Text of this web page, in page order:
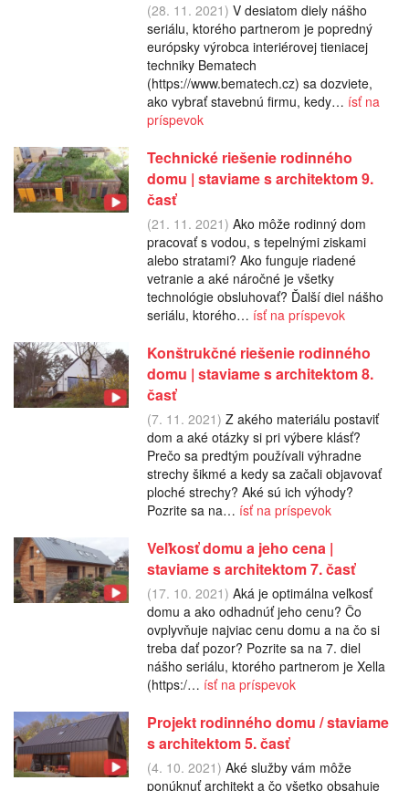
(28. 11. 2021) V desiatom diely nášho
seriálu, ktorého partnerom je popredný
európsky výrobca interiérovej tieniacej
techniky Bematech
(https://www.bematech.cz) sa dozviete,
ako vybrať stavebnú firmu, kedy… ísť na
príspevok
Technické riešenie rodinného
domu | staviame s architektom 9.
časť
(21. 11. 2021) Ako môže rodinný dom
pracovať s vodou, s tepelnými ziskami
alebo stratami? Ako funguje riadené
vetranie a aké náročné je všetky
technológie obsluhovať? Ďalší diel nášho
seriálu, ktorého… ísť na príspevok
Konštrukčné riešenie rodinného
domu | staviame s architektom 8.
časť
(7. 11. 2021) Z akého materiálu postaviť
dom a aké otázky si pri výbere klásť?
Prečo sa predtým používali výhradne
strechy šikmé a kedy sa začali objavovať
ploché strechy? Aké sú ich výhody?
Pozrite sa na… ísť na príspevok
Veľkosť domu a jeho cena |
staviame s architektom 7. časť
(17. 10. 2021) Aká je optimálna veľkosť
domu a ako odhadnúť jeho cenu? Čo
ovplyvňuje najviac cenu domu a na čo si
treba dať pozor? Pozrite sa na 7. diel
nášho seriálu, ktorého partnerom je Xella
(https:/… ísť na príspevok
Projekt rodinného domu / staviame
s architektom 5. časť
(4. 10. 2021) Aké služby vám môže
ponúknuť architekt a čo všetko obsahuje